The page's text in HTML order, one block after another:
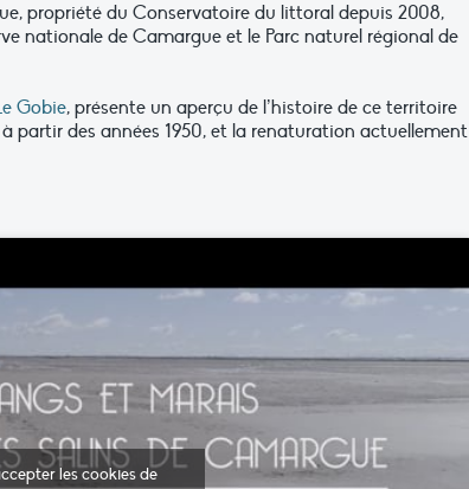
propriété du Conservatoire du littoral depuis 2008,
nationale de Camargue et le Parc naturel régional de
Gobie, présente un aperçu de l’histoire de ce territoire
partir des années 1950, et la renaturation actuellement
les cookies de